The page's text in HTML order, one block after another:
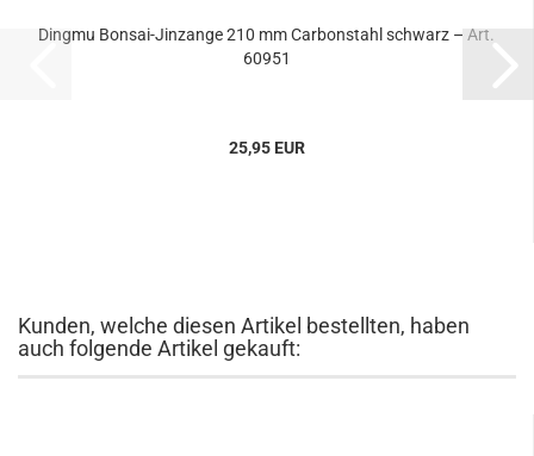
Dingmu Bonsai-Jinzange 210 mm Carbonstahl schwarz – Art.
60951
25,95 EUR
Kunden, welche diesen Artikel bestellten, haben
auch folgende Artikel gekauft: